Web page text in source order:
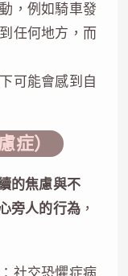
，例如騎車發
任何地方，而
可能會感到自
症）
的焦慮與不
旁人的行為 ，
社交恐懼症病